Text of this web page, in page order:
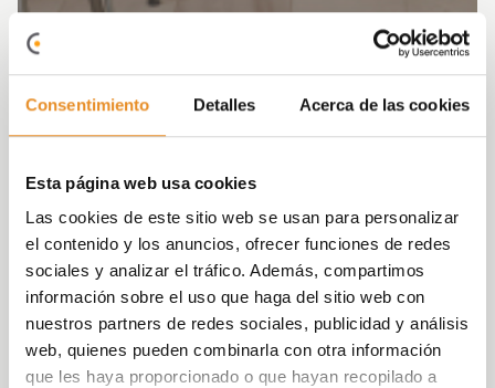
Consentimiento Detalles Acerca de las cookies
Esta página web usa cookies
Las cookies de este sitio web se usan para personalizar
el contenido y los anuncios, ofrecer funciones de redes
sociales y analizar el tráfico. Además, compartimos
información sobre el uso que haga del sitio web con
nuestros partners de redes sociales, publicidad y análisis
web, quienes pueden combinarla con otra información
que les haya proporcionado o que hayan recopilado a